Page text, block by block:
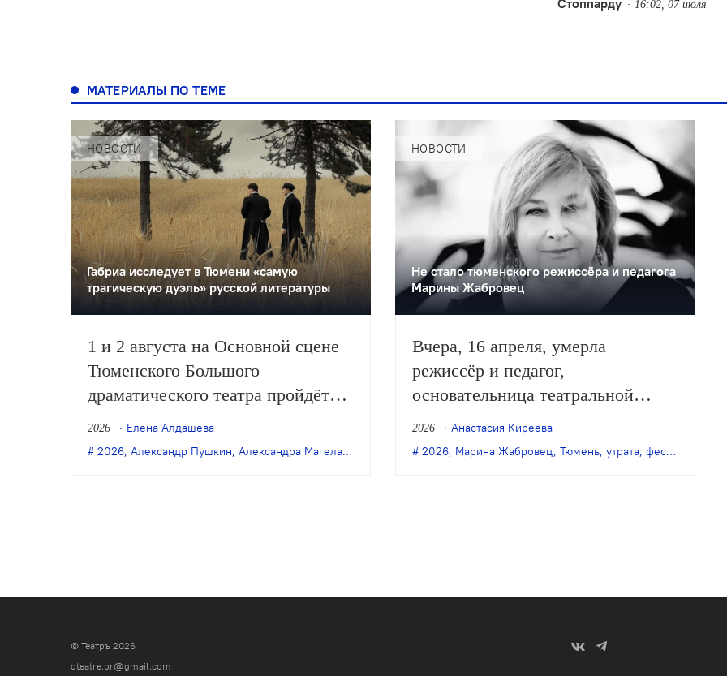
16:02, 07 июля
МАТЕРИАЛЫ ПО ТЕМЕ
НОВОСТИ
Габриа исследует в Тюмени «самую
трагическую дуэль» русской литературы
1 и 2 августа на Основной сцене
Тюменского Большого
драматического театра пройдёт
премьера спектакля Романа
Габриа «Онегин. Дуэль» (12+) по
2026
Елена Алдашева
2026, Александр Пушкин, Александра Магелатова Евгений Онегин,Игорь Баркарь,премьера, Роман Габриа
НОВОСТИ
Не стало тюменского режиссёра и педагога
Марины Жабровец
Вчера, 16 апреля, умерла
режиссёр и педагог,
основательница театральной
мастерской «Будильник» и
Международного молодёжного
2026
Анастасия Киреева
2026, Марина Жабровец, Тюмень, утрата, фестиваль Живые лица
© Театръ 2026
oteatre.pr@gmail.com